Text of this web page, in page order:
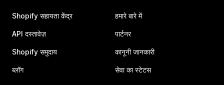
Shopify सहायता केंद्र
API दस्तावेज़
Shopify समुदाय
ब्लॉग
हमारे बारे में
पार्टनर
कानूनी जानकारी
सेवा का स्टेटस